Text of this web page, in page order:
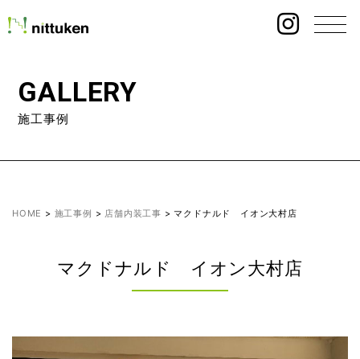
GALLERY
施工事例
HOME > 施工事例 > 店舗内装工事 >マクドナルド イオン大村店
マクドナルド イオン大村店